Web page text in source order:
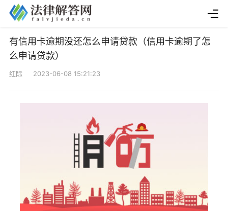
有信用卡逾期没还怎么申请贷款（信用卡逾期了怎
么申请贷款）
红际 2023-06-08 15:21:23